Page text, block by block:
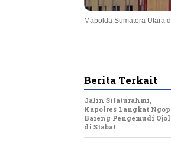
Mapolda Sumatera Utara
Berita Terkait
Jalin Silaturahmi,
Kapolres Langkat
Bareng Pengemudi Ojol
di Stabat